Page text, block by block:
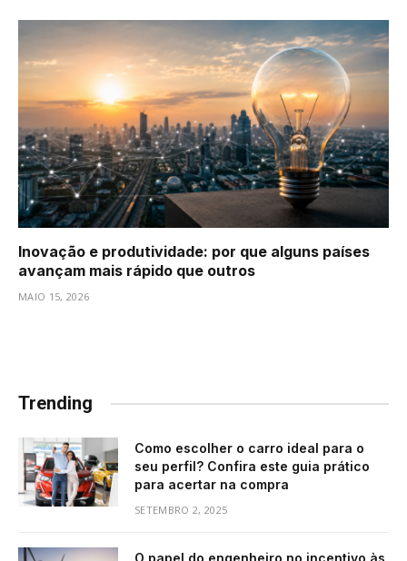
Inovação e produtividade: por que alguns países
avançam mais rápido que outros
MAIO 15, 2026
Trending
Como escolher o carro ideal para o
seu perfil? Confira este guia prático
para acertar na compra
SETEMBRO 2, 2025